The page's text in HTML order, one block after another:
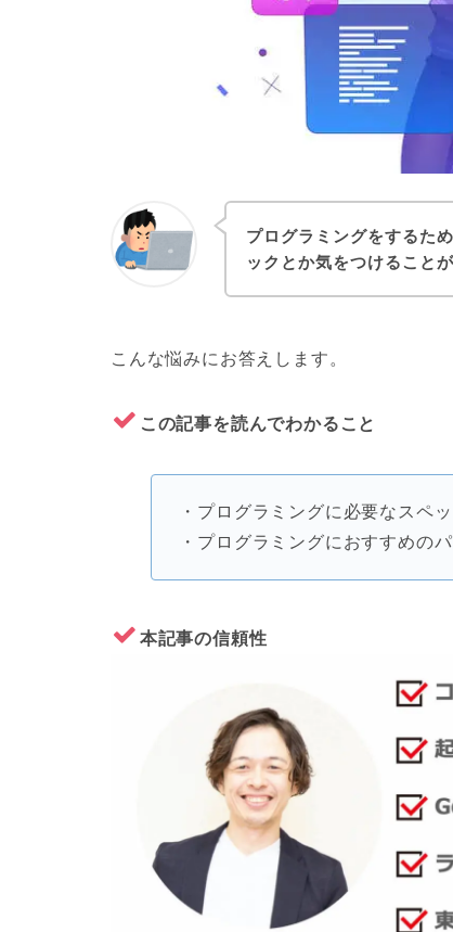
プログラミングをするた
ックとか気をつけること
こんな悩みにお答えします。
この記事を読んでわかること
・プログラミングに必要なスペ
・プログラミングにおすすめの
本記事の信頼性